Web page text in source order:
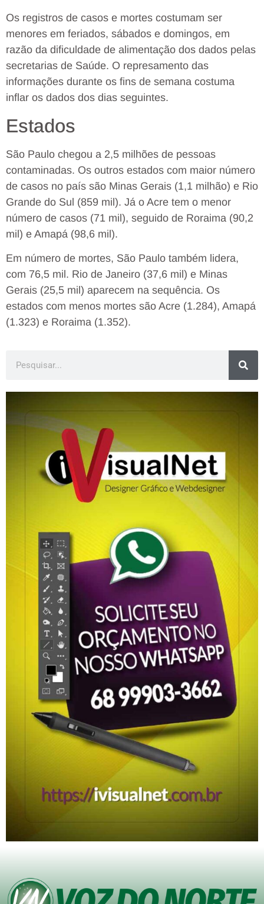
Os registros de casos e mortes costumam ser
menores em feriados, sábados e domingos, em
razão da dificuldade de alimentação dos dados pelas
secretarias de Saúde. O represamento das
informações durante os fins de semana costuma
inflar os dados dos dias seguintes.
Estados
São Paulo chegou a 2,5 milhões de pessoas
contaminadas. Os outros estados com maior número
de casos no país são Minas Gerais (1,1 milhão) e Rio
Grande do Sul (859 mil). Já o Acre tem o menor
número de casos (71 mil), seguido de Roraima (90,2
mil) e Amapá (98,6 mil).
Em número de mortes, São Paulo também lidera,
com 76,5 mil. Rio de Janeiro (37,6 mil) e Minas
Gerais (25,5 mil) aparecem na sequência. Os
estados com menos mortes são Acre (1.284), Amapá
(1.323) e Roraima (1.352).